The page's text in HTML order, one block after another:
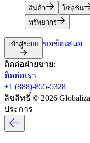
สินค้า​​ โซลูชัน​​
ทรัพยากร​​
เข้าสู่ระบบ​​ ขอข้อเสนอ​​
ติดต่อฝ่ายขาย:​​
ติดต่อเรา​​
+1 (888)-855-5328​​
ลิขสิทธิ์ © 2026
ประการ​​